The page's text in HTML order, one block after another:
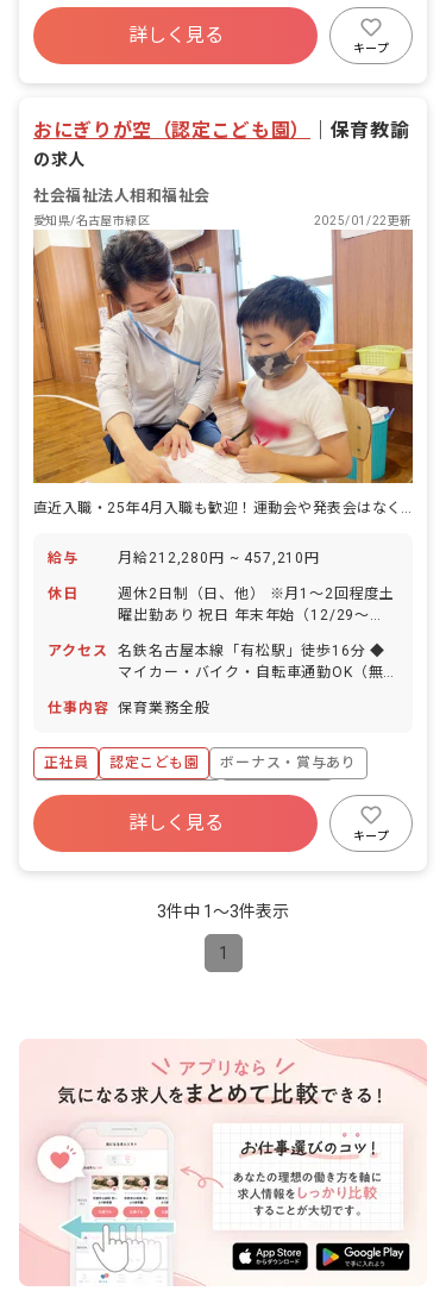
あるので、自分の時間もしっかり確保し
ながら働けます。
満足できるものであり、明日への希望が
豊かなものでありますように」 ■園児定
員について 受け入れ定員は126名です
が、現在お預かりしている子ども達は90
寮・住宅・家賃補助あり
社会保険完備
福利厚生充実
退職金制度
詳しく見る
キープ
おにぎりが空（認定こども園） 保育教諭
の求人
社会福祉法人相和福祉会
愛知県/名古屋市緑区 2025/01/22更新
給与 月給212,280円 ~ 457,210円
休日
週休2日制（日、他） ※月1～2回程度土
曜出勤あり 祝日 年末年始（12/29～
から取得OK） 産前産後・育児休暇（取
得率100%！） 慶弔休暇 介護・看護休暇
◆年間休日105日に加えて、年間10日の
があるので、自分の時間もしっかり確保
しながら働けます。
アクセス
名鉄名古屋本線「有松駅」徒歩16分 ◆
マイカー・バイク・自転車通勤OK（無
は公園や池があります。駅前に大型のシ
買い物をすることができます。
仕事内容 保育業務全般
正社員 認定こども園
ボーナス・賞与あり
寮・住宅・家賃補助あり
社会保険完備
福利厚生充実
退職金制度
詳しく見る
キープ
3件中 1〜3件表示
1